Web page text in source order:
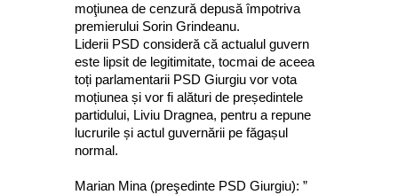
moţiunea de cenzură depusă împotriva
premierului Sorin Grindeanu.
Liderii PSD consideră că actualul guvern
este lipsit de legitimitate, tocmai de aceea
toți parlamentarii PSD Giurgiu vor vota
moțiunea și vor fi alături de președintele
partidului, Liviu Dragnea, pentru a repune
lucrurile și actul guvernării pe făgașul
normal.
Marian Mina (preşedinte PSD Giurgiu): ”